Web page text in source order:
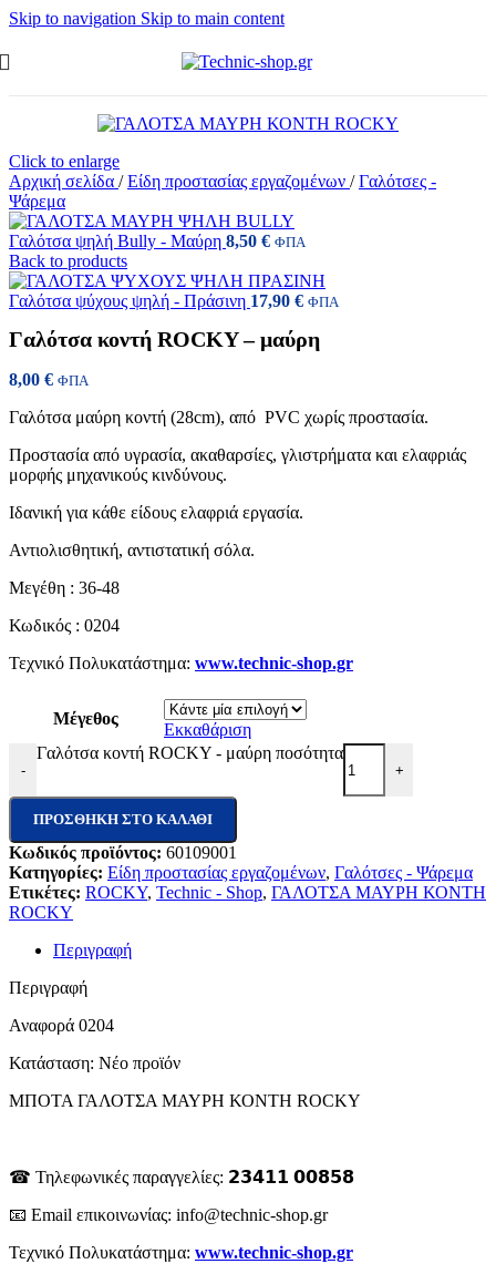
Skip to navigation Skip to main content
Click to enlarge
Αρχική σελίδα / Είδη προστασίας εργαζομένων / Γαλότσες -
Ψάρεμα
Γαλότσα ψηλή Bully - Μαύρη 8,50 € ΦΠΑ
Back to products
Γαλότσα ψύχους ψηλή - Πράσινη 17,90 € ΦΠΑ
Γαλότσα κοντή ROCKY – μαύρη
8,00 € ΦΠΑ
Γαλότσα μαύρη κοντή (28cm), από PVC χωρίς προστασία.
Προστασία από υγρασία, ακαθαρσίες, γλιστρήματα και ελαφριάς
μορφής μηχανικούς κινδύνους.
Ιδανική για κάθε είδους ελαφριά εργασία.
Αντιολισθητική, αντιστατική σόλα.
Μεγέθη : 36-48
Κωδικός : 0204
Τεχνικό Πολυκατάστημα: www.technic-shop.gr
Μέγεθος
Εκκαθάριση
-
Γαλότσα κοντή ROCKY - μαύρη ποσότητα
+
ΠΡΟΣΘΉΚΗ ΣΤΟ ΚΑΛΆΘΙ
Κωδικός προϊόντος: 60109001
Κατηγορίες: Είδη προστασίας εργαζομένων, Γαλότσες - Ψάρεμα
Ετικέτες: ROCKY, Technic - Shop, ΓΑΛΟΤΣΑ ΜΑΥΡΗ ΚΟΝΤΗ
ROCKY
Περιγραφή
Περιγραφή
Αναφορά 0204
Κατάσταση: Νέο προϊόν
ΜΠΟΤΑ ΓΑΛΟΤΣΑ ΜΑΥΡΗ ΚΟΝΤΗ ROCKY
☎ Τηλεφωνικές παραγγελίες: 𝟮𝟯𝟰𝟭𝟭 𝟬𝟬𝟴𝟱𝟴
📧 Email επικοινωνίας: info@technic-shop.gr
Τεχνικό Πολυκατάστημα: www.technic-shop.gr